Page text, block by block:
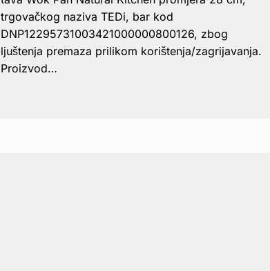
trgovačkog naziva TEDi, bar kod
DNP12295731003421000000800126, zbog
ljuštenja premaza prilikom korištenja/zagrijavanja.
Proizvod…